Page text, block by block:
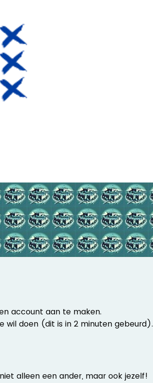
account aan te maken.
wil doen (dit is in 2 minuten gebeurd).
alleen een ander, maar ook jezelf!